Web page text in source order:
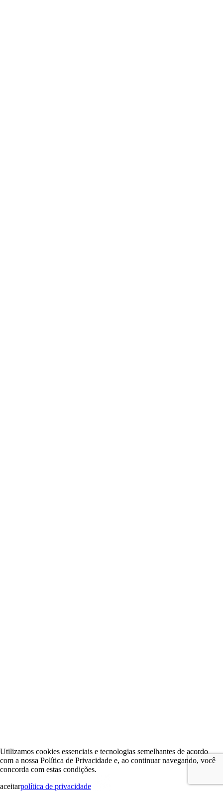
Utilizamos cookies essenciais e tecnologias semelhantes de acordo
com a nossa Política de Privacidade e, ao continuar navegando, você
concorda com estas condições.
aceitarpolítica de privacidade